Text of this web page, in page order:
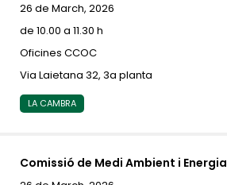
26 de March, 2026
de 10.00 a 11.30 h
Oficines CCOC
Via Laietana 32, 3a planta
LA CAMBRA
Comissió de Medi Ambient i Energia